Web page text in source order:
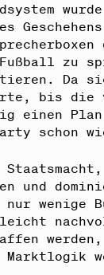
zu
Da
bis die
einen
schon
wenige